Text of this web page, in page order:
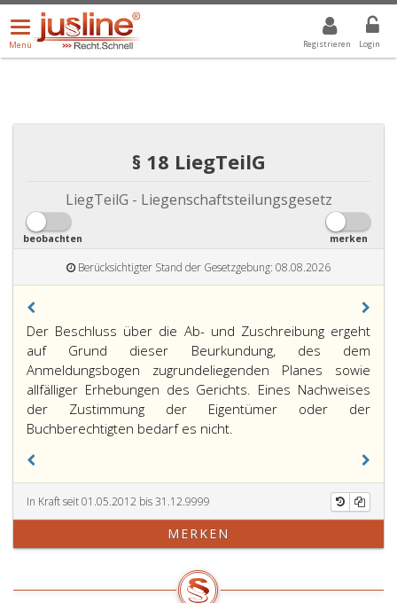
Registrieren Login
Menü
öffnen/schließen
Menü
ALLE DROPDOWN: GEWÄHLTER WERT IST ALLE
§ 18 LiegTeilG
LiegTeilG - Liegenschaftsteilungsgesetz
beobachten merken
Berücksichtigter Stand der Gesetzgebung: 08.08.2026
Paragraph
18,
Der Beschluss über die Ab- und Zuschreibung ergeht
auf Grund dieser Beurkundung, des dem
Anmeldungsbogen zugrundeliegenden Planes sowie
allfälliger Erhebungen des Gerichts. Eines Nachweises
der Zustimmung der Eigentümer oder der
Buchberechtigten bedarf es nicht.
In Kraft seit 01.05.2012 bis 31.12.9999
MERKEN